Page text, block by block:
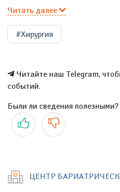
Читать далее
#Хирургия
Читайте наш Telegram,
событий.
Были ли сведения полезными?
Да Нет
ЦЕНТР